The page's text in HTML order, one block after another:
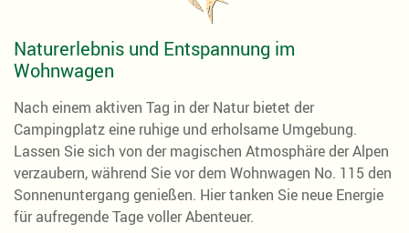
Naturerlebnis und Entspannung im
Wohnwagen
Nach einem aktiven Tag in der Natur bietet der
Campingplatz eine ruhige und erholsame Umgebung.
Lassen Sie sich von der magischen Atmosphäre der Alpen
verzaubern, während Sie vor dem Wohnwagen No. 115 den
Sonnenuntergang genießen. Hier tanken Sie neue Energie
für aufregende Tage voller Abenteuer.